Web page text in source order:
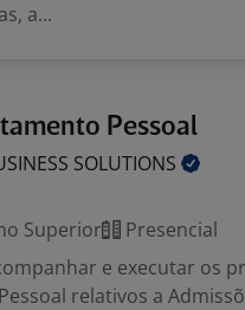
a...
Pessoal
SOLUTIONS
Superior
Presencial
e executar os
relativos a